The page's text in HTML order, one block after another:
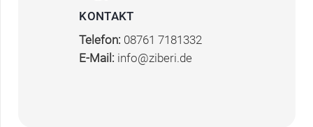
KONTAKT
Telefon: 08761 7181332
E-Mail: info@ziberi.de